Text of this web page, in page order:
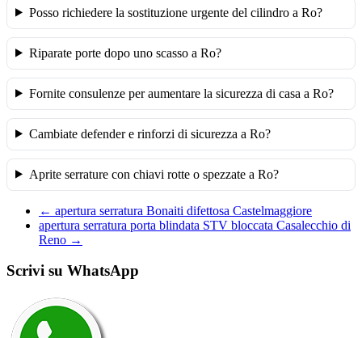
Posso richiedere la sostituzione urgente del cilindro a Ro?
Riparate porte dopo uno scasso a Ro?
Fornite consulenze per aumentare la sicurezza di casa a Ro?
Cambiate defender e rinforzi di sicurezza a Ro?
Aprite serrature con chiavi rotte o spezzate a Ro?
← apertura serratura Bonaiti difettosa Castelmaggiore
apertura serratura porta blindata STV bloccata Casalecchio di
Reno →
Scrivi su WhatsApp